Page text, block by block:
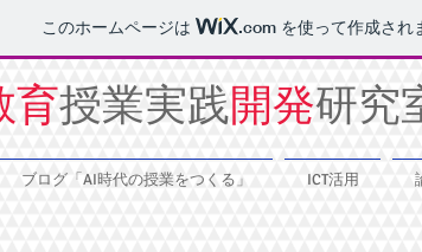
このホームページは .com を使って作成され
育授業実践開発研究
ブログ「AI時代の授業をつくる」 ICT活用